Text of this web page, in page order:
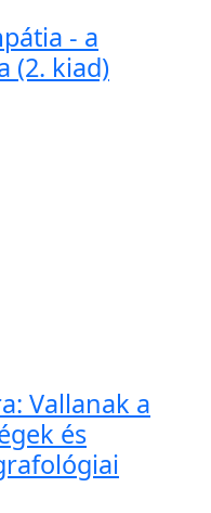
- a
(2. kiad)
Vallanak a
és